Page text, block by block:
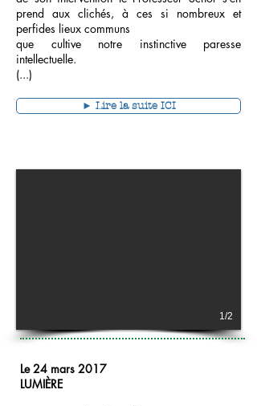
prend aux clichés, à ces si nombreux et
perfides lieux communs
que cultive notre instinctive paresse
intellectuelle.
(...)
► Lire la suite ICI
1/2
Le 24 mars 2017
LUMIÈRE